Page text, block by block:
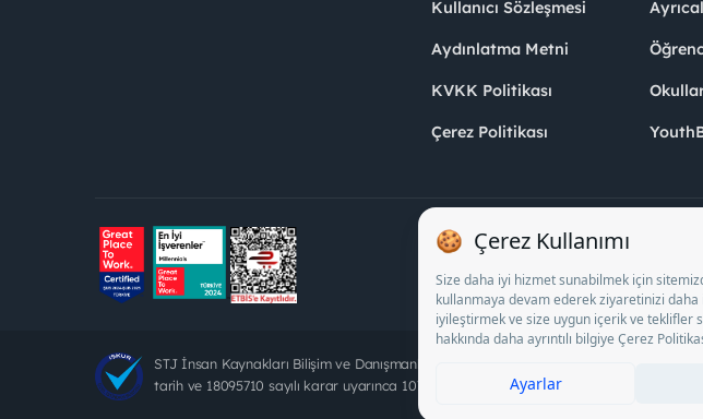
Kullanıcı Sözleşmesi
Aydınlatma Metni
KVKK Politikası
Çerez Politikası
STJ İnsan Kaynakları Bilişim ve Danışmanlık A.Ş. Özel İstihdam Bürosu Olarak 13/
tarih ve 18095710 sayılı karar uyarınca 1078 nolu belge ile faaliyet göstermektedir.